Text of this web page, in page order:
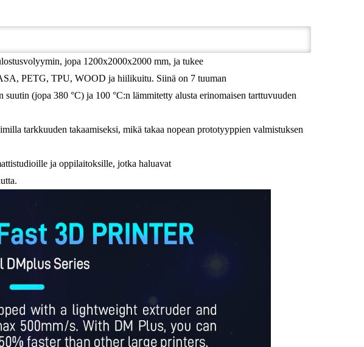
jopa 1200x2000x2000 mm, ja tukee
PETG, TPU, WOOD ja hiilikuitu. Siinä on 7 tuuman
(jopa 380 °C) ja 100 °C:n lämmitetty alusta erinomaisen tarttuvuuden
tarkkuuden takaamiseksi, mikä takaa nopean prototyyppien valmistuksen
ja oppilaitoksille, jotka haluavat